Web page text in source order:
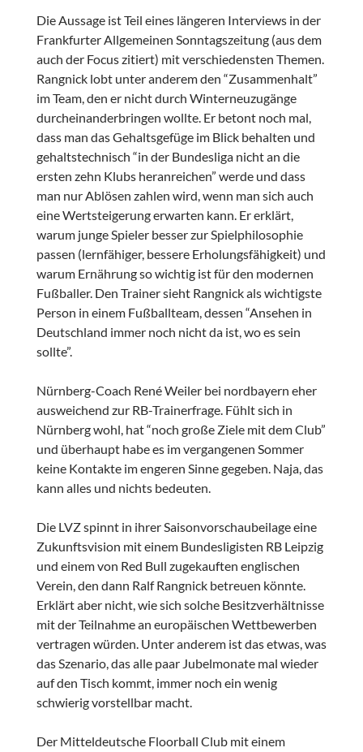
Die Aussage ist Teil eines längeren Interviews in der
Frankfurter Allgemeinen Sonntagszeitung (aus dem
auch der Focus zitiert) mit verschiedensten Themen.
Rangnick lobt unter anderem den “Zusammenhalt”
im Team, den er nicht durch Winterneuzugänge
durcheinanderbringen wollte. Er betont noch mal,
dass man das Gehaltsgefüge im Blick behalten und
gehaltstechnisch “in der Bundesliga nicht an die
ersten zehn Klubs heranreichen” werde und dass
man nur Ablösen zahlen wird, wenn man sich auch
eine Wertsteigerung erwarten kann. Er erklärt,
warum junge Spieler besser zur Spielphilosophie
passen (lernfähiger, bessere Erholungsfähigkeit) und
warum Ernährung so wichtig ist für den modernen
Fußballer. Den Trainer sieht Rangnick als wichtigste
Person in einem Fußballteam, dessen “Ansehen in
Deutschland immer noch nicht da ist, wo es sein
sollte”.
Nürnberg-Coach René Weiler bei nordbayern eher
ausweichend zur RB-Trainerfrage. Fühlt sich in
Nürnberg wohl, hat “noch große Ziele mit dem Club”
und überhaupt habe es im vergangenen Sommer
keine Kontakte im engeren Sinne gegeben. Naja, das
kann alles und nichts bedeuten.
Die LVZ spinnt in ihrer Saisonvorschaubeilage eine
Zukunftsvision mit einem Bundesligisten RB Leipzig
und einem von Red Bull zugekauften englischen
Verein, den dann Ralf Rangnick betreuen könnte.
Erklärt aber nicht, wie sich solche Besitzverhältnisse
mit der Teilnahme an europäischen Wettbewerben
vertragen würden. Unter anderem ist das etwas, was
das Szenario, das alle paar Jubelmonate mal wieder
auf den Tisch kommt, immer noch ein wenig
schwierig vorstellbar macht.
Der Mitteldeutsche Floorball Club mit einem